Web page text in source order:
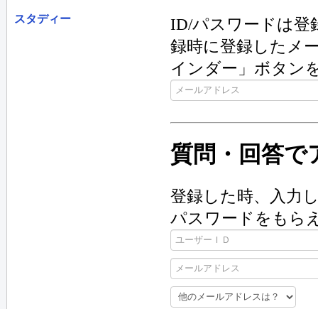
スタディー
ID/パスワードは登
録時に登録したメ
インダー」ボタン
質問・回答で
登録した時、入力
パスワードをもら